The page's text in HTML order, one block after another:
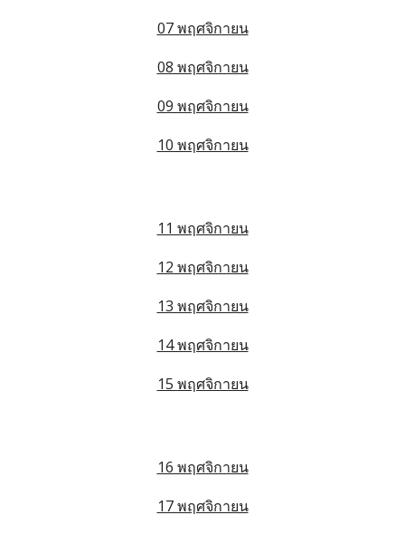
07 พฤศจิกายน
08 พฤศจิกายน
09 พฤศจิกายน
10 พฤศจิกายน
11 พฤศจิกายน
12 พฤศจิกายน
13 พฤศจิกายน
14 พฤศจิกายน
15 พฤศจิกายน
16 พฤศจิกายน
17 พฤศจิกายน